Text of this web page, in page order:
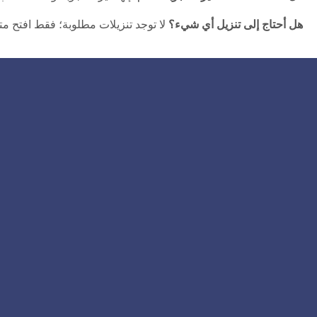
هل أحتاج إلى تنزيل أي شيء؟ لا توجد تنزيلات مطلوبة؛ فقط افتح